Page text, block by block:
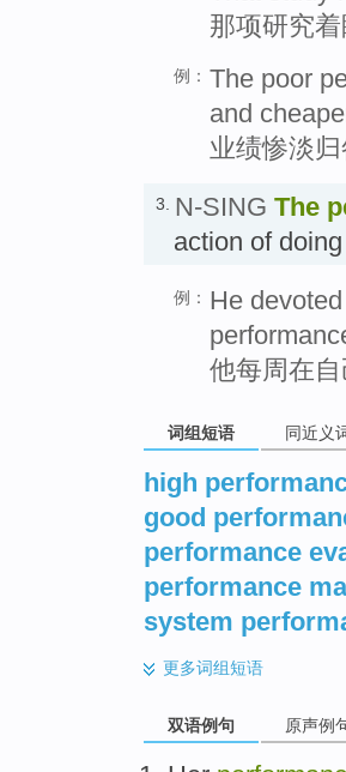
那项研究
例： The poor
and
业绩惨淡
3. N-SING The
action of
例： He
他每周在
词组短语 同近义
high
good
performance
performance
system
更多词组短语
双语例句 原声例